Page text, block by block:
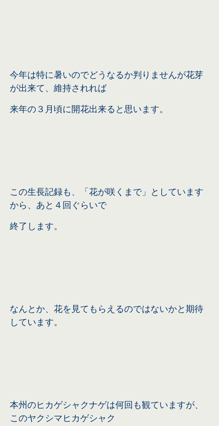
今年は特に暑いのでどうなるか判りませんが花芽
が出来て、維持されれば
来年の３月頃に開花出来ると思います。
この生長記録も、「花が咲くまで」としています
から、あと４回ぐらいで
終了します。
なんとか、花を見てもらえるのではないかと期待
しています。
本州のヒカゲシャクナゲは何回も観ていますが、
このヤクシマヒカゲシャク